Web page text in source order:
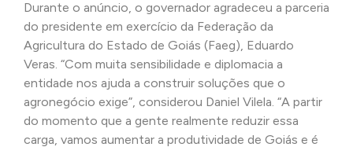
Durante o anúncio, o governador agradeceu a parceria
do presidente em exercício da Federação da
Agricultura do Estado de Goiás (Faeg), Eduardo
Veras. “Com muita sensibilidade e diplomacia a
entidade nos ajuda a construir soluções que o
agronegócio exige”, considerou Daniel Vilela. “A partir
do momento que a gente realmente reduzir essa
carga, vamos aumentar a produtividade de Goiás e é